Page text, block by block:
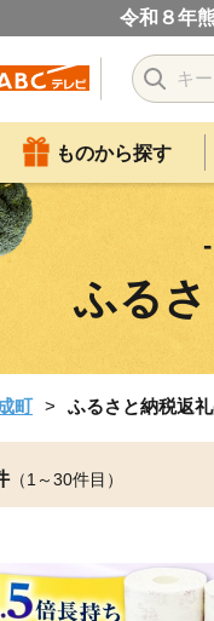
令和８年
ものから探す
ふる
町 ふるさと納税返
（1～30件目）